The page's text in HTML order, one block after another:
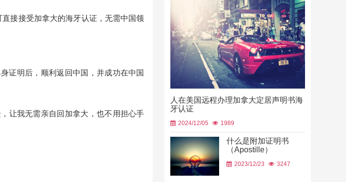
接接受加拿大的海牙认证，无需中国领
证明后，顺利返回中国，并成功在中国
让我无需亲自回加拿大，也不用担心手
人在美国远程办理加拿大定居声明书海
牙认证
2024/12/05 1989
什么是附加证明书
（Apostille）
2023/12/23 3247